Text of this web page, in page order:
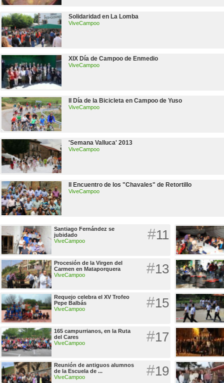
Solidaridad en La Lomba
ViveCampoo
XIX Día de Campoo de Enmedio
ViveCampoo
II Día de la Bicicleta en Campoo de Yuso
ViveCampoo
'Semana Valluca' 2013
ViveCampoo
II Encuentro de los "Chavales" de Retortillo
ViveCampoo
#11
Santiago Fernández se
jubidado
ViveCampoo
#13
Procesión de la Virgen del
Carmen en Mataporquera
ViveCampoo
#15
Requejo celebra el XV Trofeo
Pepe Balbás
ViveCampoo
#17
165 campurrianos, en la Ruta
del Cares
ViveCampoo
#19
Reunión de antiguos alumnos
de la Escuela de ...
ViveCampoo